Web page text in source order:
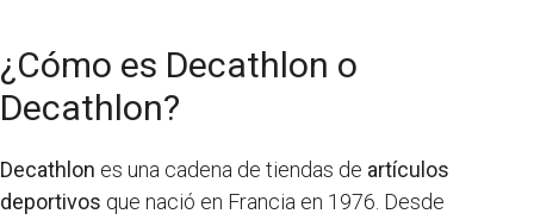
¿Cómo es Decathlon o
Decathlon?
Decathlon es una cadena de tiendas de artículos
deportivos que nació en Francia en 1976. Desde